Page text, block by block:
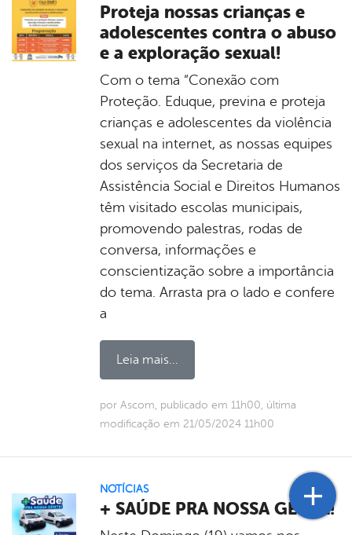
Proteja nossas crianças e
adolescentes contra o abuso
e a exploração sexual!
Com o tema “Conexão com
Proteção. Eduque, previna e proteja
crianças e adolescentes da violência
sexual na internet, as nossas equipes
dos serviços da Secretaria de
Assistência Social e Direitos Humanos
têm visitado escolas municipais,
promovendo palestras, rodas de
conversa, informações e
conscientização sobre a importância
do tema. Arrasta pra o lado e confere
a
Leia mais...
por Ascom, publicado em 11h00, última
modificação em 21/05/2024 11h00
NOTÍCIAS
+ SAÚDE PRA NOSSA GENTE!